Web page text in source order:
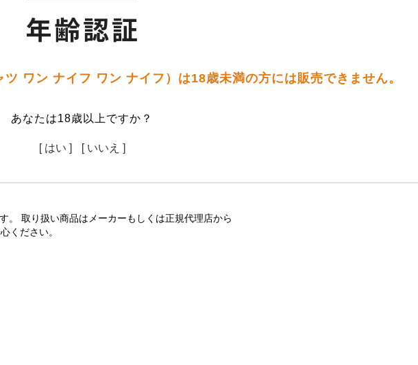
ワン ナイフ ワン ナイフ）は18歳未満の方には販売できません。
あなたは18歳以上ですか？
[ はい ] [ いいえ ]
。 取り扱い商品はメーカーもしくは正規代理店から
ください。